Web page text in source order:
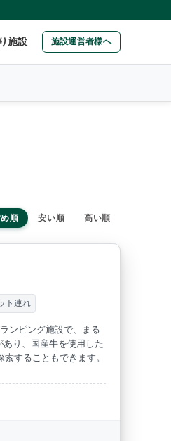
施設 施設運営者様へ
順 安い順 高い順
ンピング施設で、まる
り、国産牛を使用した
することもできます。
ト連れ